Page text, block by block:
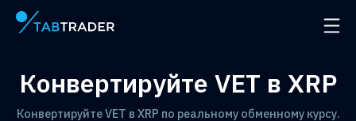
Главная страница
Конвертируйте VET в XRP
Конвертируйте VET в XRP по реальному обменному курсу.